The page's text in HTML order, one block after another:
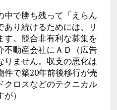
中で勝ち残って「えらん
り続けるためには、リ
す。競合非有利な募集を
不動産会社にＡＤ（広告
りません。収支の悪化は
で築20年前後移行が売
クロスなどのテクニカル
）